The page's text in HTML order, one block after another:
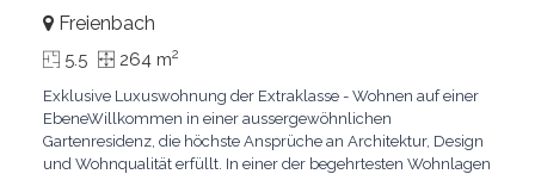
Freienbach
5.5 264 m2
Exklusive Luxuswohnung der Extraklasse - Wohnen auf einer
EbeneWillkommen in einer aussergewöhnlichen
Gartenresidenz, die höchste Ansprüche an Architektur, Design
und Wohnqualität erfüllt. In einer der begehrtesten Wohnlagen